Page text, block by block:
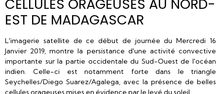
CELLULES ORAGEUSES AU NORD-
EST DE MADAGASCAR
L'imagerie satellite de ce début de journée du Mercredi 16
Janvier 2019, montre la persistance d'une activité convective
importante sur la partie occidentale du Sud-Ouest de l'océan
indien. Celle-ci est notamment forte dans le triangle
Seychelles/Diego Suarez/Agalega, avec la présence de belles
cellules orageuses mises en évidence par le levé du soleil.